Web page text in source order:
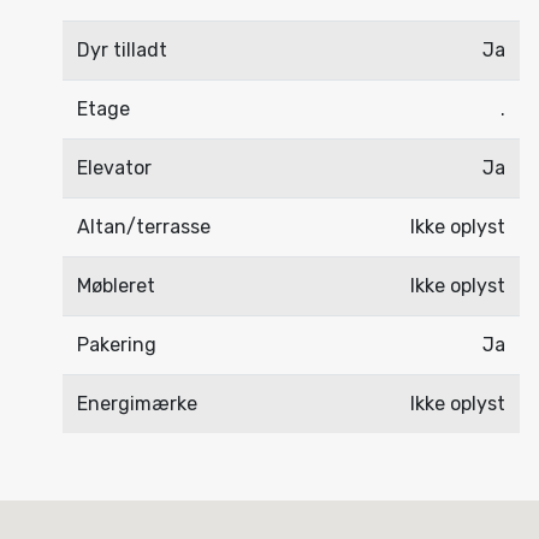
Dyr tilladt Ja
Etage .
Elevator Ja
Altan/terrasse Ikke oplyst
Møbleret Ikke oplyst
Pakering Ja
Energimærke Ikke oplyst